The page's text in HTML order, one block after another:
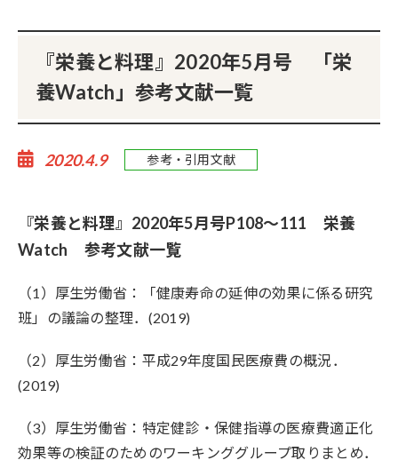
『栄養と料理』2020年5月号 「栄
養Watch」参考文献一覧
2020.4.9 参考・引用文献
『栄養と料理』2020年5月号P108～111 栄養
Watch 参考文献一覧
（1）厚生労働省：「健康寿命の延伸の効果に係る研究
班」の議論の整理．(2019)
（2）厚生労働省：平成29年度国民医療費の概況．
(2019)
（3）厚生労働省：特定健診・保健指導の医療費適正化
効果等の検証のためのワーキンググループ取りまとめ．